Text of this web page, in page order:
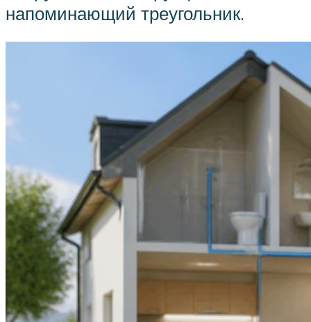
напоминающий треугольник.